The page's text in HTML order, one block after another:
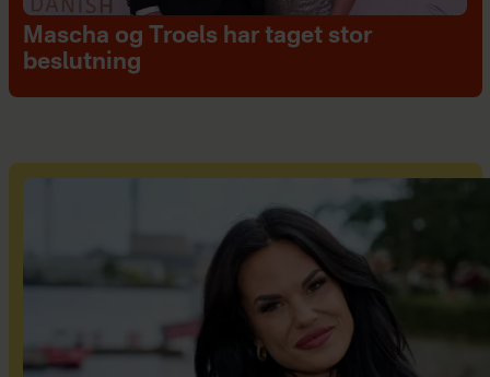
Mascha og Troels har taget stor
beslutning